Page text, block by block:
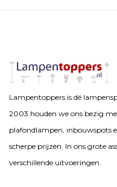
Lampentoppers is dé
2003 houden we ons bezig
plafondlampen, inbouwspots
scherpe prijzen. In ons grote
verschillende uitvoeringen.